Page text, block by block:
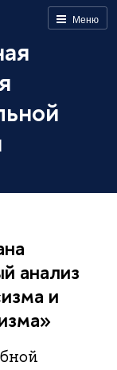
Меню
анализ
и